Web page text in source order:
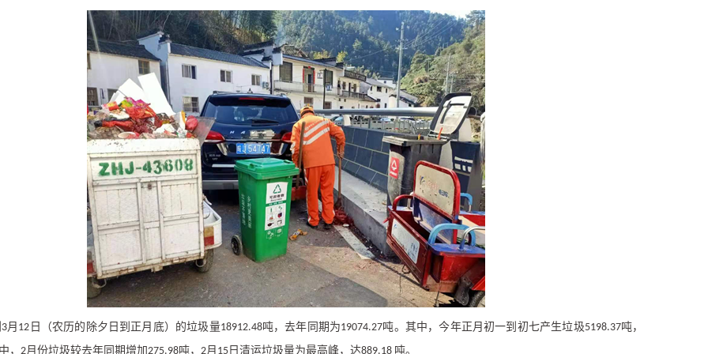
3月 12 日（农历的除夕日到正月底）的垃圾量18912.48吨，去年同期为19074.27吨。其中，今年正月初一到初七产生垃圾5198.37吨，
， 2月份垃圾较去年同期增加275.98吨， 2月 15日清运垃圾量为最高峰，达889.18 吨。